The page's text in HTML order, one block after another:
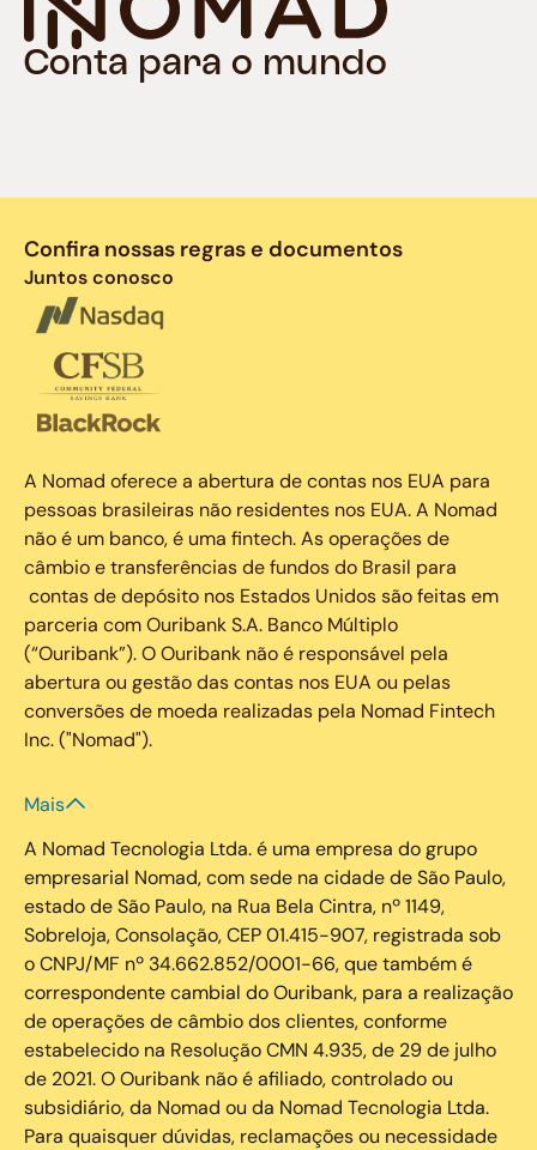
Conta para o mundo
Confira nossas regras e documentos
Juntos conosco
A Nomad oferece a abertura de contas nos EUA para
pessoas brasileiras não residentes nos EUA. A Nomad
não é um banco, é uma fintech. As operações de
câmbio e transferências de fundos do Brasil para
contas de depósito nos Estados Unidos são feitas em
parceria com Ouribank S.A. Banco Múltiplo
(“Ouribank”). O Ouribank não é responsável pela
abertura ou gestão das contas nos EUA ou pelas
conversões de moeda realizadas pela Nomad Fintech
Inc. ("Nomad").
Mais
A Nomad Tecnologia Ltda. é uma empresa do grupo
empresarial Nomad, com sede na cidade de São Paulo,
estado de São Paulo, na Rua Bela Cintra, nº 1149,
Sobreloja, Consolação, CEP 01.415-907, registrada sob
o CNPJ/MF nº 34.662.852/0001-66, que também é
correspondente cambial do Ouribank, para a realização
de operações de câmbio dos clientes, conforme
estabelecido na Resolução CMN 4.935, de 29 de julho
de 2021. O Ouribank não é afiliado, controlado ou
subsidiário, da Nomad ou da Nomad Tecnologia Ltda.
Para quaisquer dúvidas, reclamações ou necessidade